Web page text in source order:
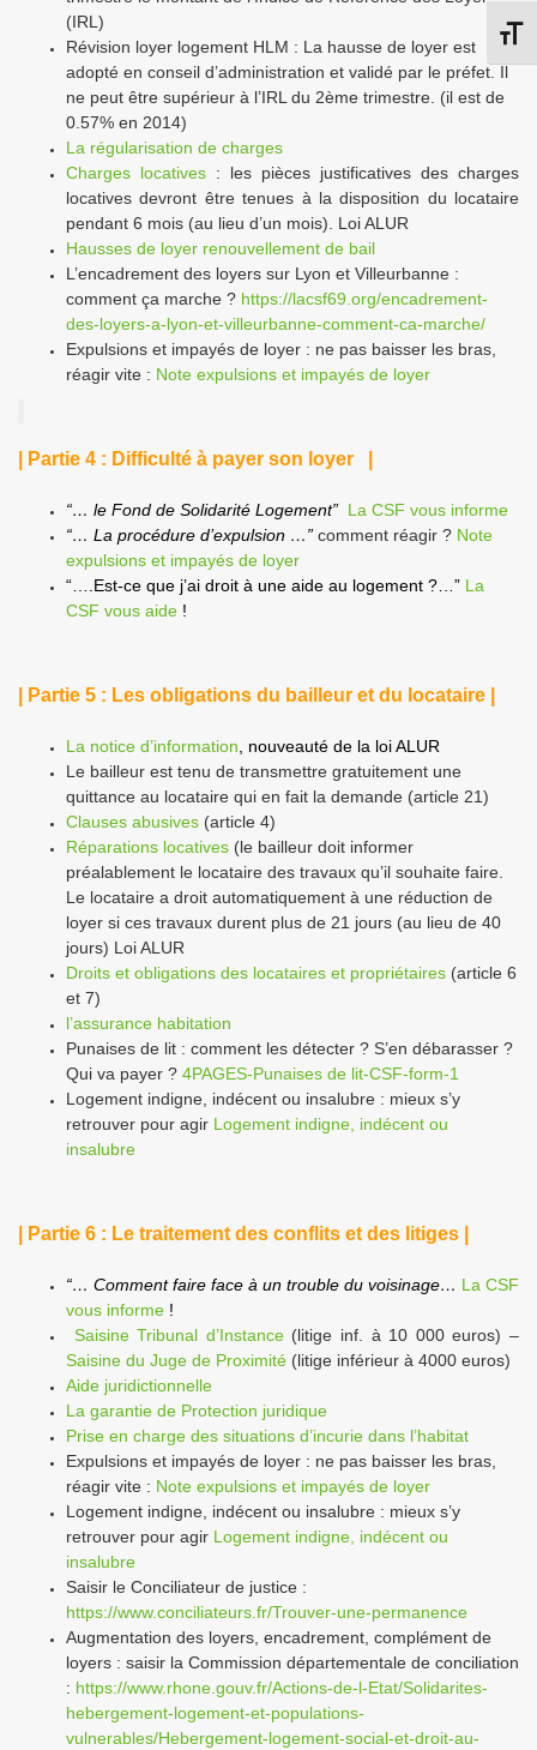
(IRL)
Révision loyer logement HLM : La hausse de loyer est
adopté en conseil d’administration et validé par le préfet. Il
ne peut être supérieur à l’IRL du 2ème trimestre. (il est de
0.57% en 2014)
La régularisation de charges
Charges locatives : les pièces justificatives des charges
locatives devront être tenues à la disposition du locataire
pendant 6 mois (au lieu d’un mois). Loi ALUR
Hausses de loyer renouvellement de bail
L’encadrement des loyers sur Lyon et Villeurbanne :
comment ça marche ? https://lacsf69.org/encadrement-
des-loyers-a-lyon-et-villeurbanne-comment-ca-marche/
Expulsions et impayés de loyer : ne pas baisser les bras,
réagir vite : Note expulsions et impayés de loyer
| Partie 4 : Difficulté à payer son loyer |
“… le Fond de Solidarité Logement” La CSF vous informe
“… La procédure d’expulsion …” comment réagir ? Note
expulsions et impayés de loyer
“….Est-ce que j’ai droit à une aide au logement ?…” La
CSF vous aide !
| Partie 5 : Les obligations du bailleur et du locataire |
La notice d’information, nouveauté de la loi ALUR
Le bailleur est tenu de transmettre gratuitement une
quittance au locataire qui en fait la demande (article 21)
Clauses abusives (article 4)
Réparations locatives (le bailleur doit informer
préalablement le locataire des travaux qu’il souhaite faire.
Le locataire a droit automatiquement à une réduction de
loyer si ces travaux durent plus de 21 jours (au lieu de 40
jours) Loi ALUR
Droits et obligations des locataires et propriétaires (article 6
et 7)
l’assurance habitation
Punaises de lit : comment les détecter ? S’en débarasser ?
Qui va payer ? 4PAGES-Punaises de lit-CSF-form-1
Logement indigne, indécent ou insalubre : mieux s’y
retrouver pour agir Logement indigne, indécent ou
insalubre
| Partie 6 : Le traitement des conflits et des litiges |
“… Comment faire face à un trouble du voisinage… La CSF
vous informe !
Saisine Tribunal d’Instance(litige inf. à 10 000 euros) –
Saisine du Juge de Proximité (litige inférieur à 4000 euros)
Aide juridictionnelle
La garantie de Protection juridique
Prise en charge des situations d’incurie dans l’habitat
Expulsions et impayés de loyer : ne pas baisser les bras,
réagir vite : Note expulsions et impayés de loyer
Logement indigne, indécent ou insalubre : mieux s’y
retrouver pour agir Logement indigne, indécent ou
insalubre
Saisir le Conciliateur de justice :
https://www.conciliateurs.fr/Trouver-une-permanence
Augmentation des loyers, encadrement, complément de
loyers : saisir la Commission départementale de conciliation
: https://www.rhone.gouv.fr/Actions-de-l-Etat/Solidarites-
hebergement-logement-et-populations-
vulnerables/Hebergement-logement-social-et-droit-au-